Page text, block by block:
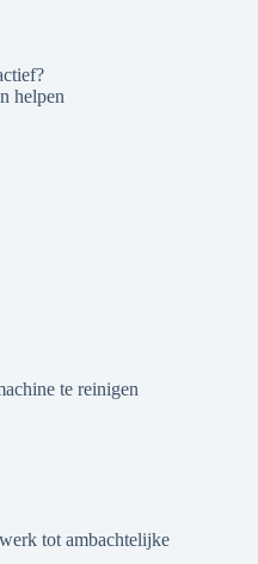
helpen
te reinigen
tot ambachtelijke